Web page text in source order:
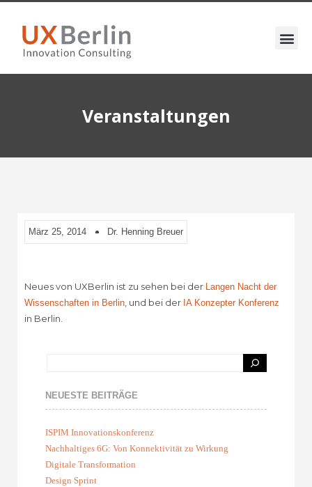
Veranstaltungen
März 25, 2014 Dr. Henning Breuer
Neues von UXBerlin ist zu sehen bei der Langen Nacht der
Wissenschaften in Berlin , und bei der IA Konzepter Konferenz
in Berlin.
NEUESTE BEITRÄGE
ISPIM Innovationskonferenz
Nachhaltiges 6G: Von Konnektivität zu Wirkung
Digitale Transformation
Design Sprint